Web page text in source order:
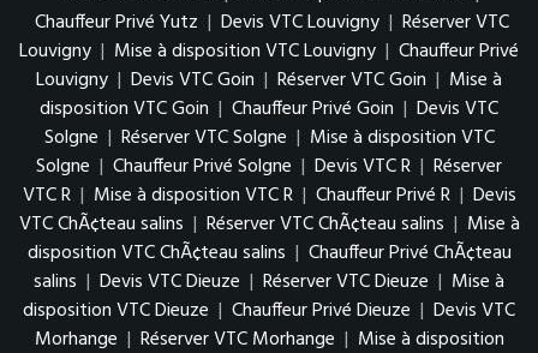
Chauffeur Privé Yutz | Devis VTC Louvigny | Réserver VTC
Louvigny | Mise à disposition VTC Louvigny | Chauffeur Privé
Louvigny | Devis VTC Goin | Réserver VTC Goin | Mise à
disposition VTC Goin | Chauffeur Privé Goin | Devis VTC
Solgne | Réserver VTC Solgne | Mise à disposition VTC
Solgne | Chauffeur Privé Solgne | Devis VTC R | Réserver
VTC R | Mise à disposition VTC R | Chauffeur Privé R | Devis
VTC ChÃ¢teau salins | Réserver VTC ChÃ¢teau salins | Mise à
disposition VTC ChÃ¢teau salins | Chauffeur Privé ChÃ¢teau
salins | Devis VTC Dieuze | Réserver VTC Dieuze | Mise à
disposition VTC Dieuze | Chauffeur Privé Dieuze | Devis VTC
Morhange | Réserver VTC Morhange | Mise à disposition